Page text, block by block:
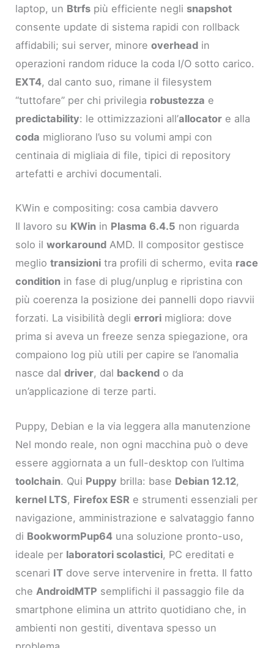
laptop, un Btrfs più efficiente negli snapshot
consente update di sistema rapidi con rollback
affidabili; sui server, minoreoverhead in
operazioni random riduce la coda I/O sotto carico.
EXT4, dal canto suo, rimane il filesystem
“tuttofare” per chi privilegia robustezza e
predictability: le ottimizzazioni all’allocator e alla
coda migliorano l’uso su volumi ampi con
centinaia di migliaia di file, tipici di repository
artefatti e archivi documentali.
KWin e compositing: cosa cambia davvero
Il lavoro su KWin in Plasma 6.4.5 non riguarda
solo ilworkaround AMD. Il compositor gestisce
megliotransizioni tra profili di schermo, evita race
condition in fase di plug/unplug e ripristina con
più coerenza la posizione dei pannelli dopo riavvii
forzati. La visibilità deglierrori migliora: dove
prima si aveva un freeze senza spiegazione, ora
compaiono log più utili per capire se l’anomalia
nasce daldriver, dal backend o da
un’applicazione di terze parti.
Puppy, Debian e la via leggera alla manutenzione
Nel mondo reale, non ogni macchina può o deve
essere aggiornata a un full-desktop con l’ultima
toolchain. Qui Puppy brilla: base Debian 12.12,
kernel LTS, Firefox ESR e strumenti essenziali per
navigazione, amministrazione e salvataggio fanno
di BookwormPup64 una soluzione pronto-uso,
ideale per laboratori scolastici, PC ereditati e
scenari IT dove serve intervenire in fretta. Il fatto
che AndroidMTP semplifichi il passaggio file da
smartphone elimina un attrito quotidiano che, in
ambienti non gestiti, diventava spesso un